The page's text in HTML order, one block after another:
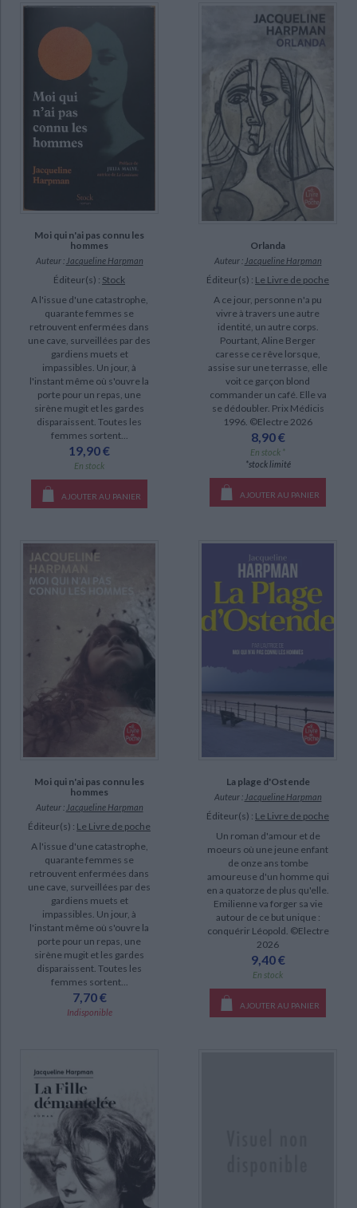
Moi qui n'ai pas connu les
hommes
Auteur : Jacqueline Harpman
Éditeur(s) : Stock
A l'issue d'une catastrophe,
quarante femmes se
retrouvent enfermées dans
une cave, surveillées par des
gardiens muets et
impassibles. Un jour, à
l'instant même où s'ouvre la
porte pour un repas, une
sirène mugit et les gardes
disparaissent. Toutes les
femmes sortent...
19,90 €
En stock
AJOUTER AU PANIER
Orlanda
Auteur : Jacqueline Harpman
Éditeur(s) : Le Livre de poche
A ce jour, personne n'a pu
vivre à travers une autre
identité, un autre corps.
Pourtant, Aline Berger
caresse ce rêve lorsque,
assise sur une terrasse, elle
voit ce garçon blond
commander un café. Elle va
se dédoubler. Prix Médicis
1996. ©Electre 2026
8,90 €
En stock *
*stock limité
AJOUTER AU PANIER
Moi qui n'ai pas connu les
hommes
Auteur : Jacqueline Harpman
Éditeur(s) : Le Livre de poche
A l'issue d'une catastrophe,
quarante femmes se
retrouvent enfermées dans
une cave, surveillées par des
gardiens muets et
impassibles. Un jour, à
l'instant même où s'ouvre la
porte pour un repas, une
sirène mugit et les gardes
disparaissent. Toutes les
femmes sortent...
7,70 €
Indisponible
La plage d'Ostende
Auteur : Jacqueline Harpman
Éditeur(s) : Le Livre de poche
Un roman d'amour et de
moeurs où une jeune enfant
de onze ans tombe
amoureuse d'un homme qui
en a quatorze de plus qu'elle.
Emilienne va forger sa vie
autour de ce but unique :
conquérir Léopold. ©Electre
2026
9,40 €
En stock
AJOUTER AU PANIER